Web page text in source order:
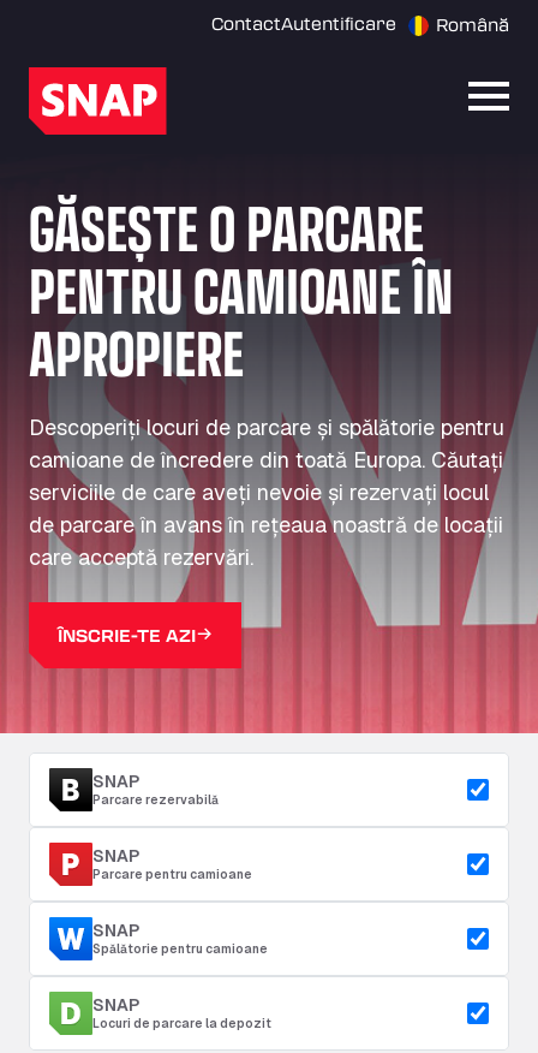
ContactAutentificare Română
GĂSEȘTE O PARCARE
PENTRU CAMIOANE ÎN
APROPIERE
Descoperiți locuri de parcare și spălătorie pentru
camioane de încredere din toată Europa. Căutați
serviciile de care aveți nevoie și rezervați locul
de parcare în avans în rețeaua noastră de locații
care acceptă rezervări.
ÎNSCRIE-TE AZI
SNAP
Parcare rezervabilă
SNAP
Parcare pentru camioane
SNAP
Spălătorie pentru camioane
SNAP
Locuri de parcare la depozit